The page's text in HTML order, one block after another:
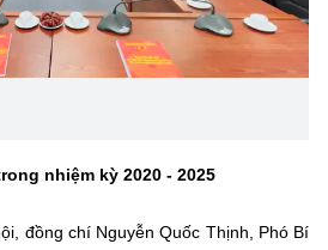
VÀ CÔNG NGHỆ
AND TECHNOLOGY
học và Công nghệ (MST)
thông Khoa học và Công nghệ.
nhiệm kỳ 2020 - 2025
đồng chí Nguyễn Quốc Thịnh, Phó Bí